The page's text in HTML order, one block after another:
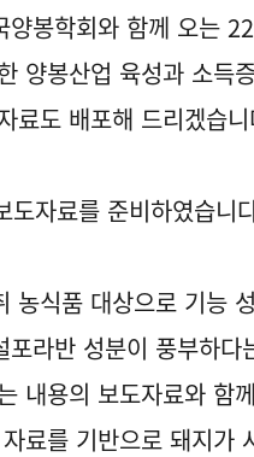
양봉학회와 함께 오는
양봉산업 육성과 소득
료도 배포해 드리겠습
자료를 준비하였습니
농식품 대상으로 기능
라반 성분이 풍부하
내용의 보도자료와 함
료를 기반으로 돼지가